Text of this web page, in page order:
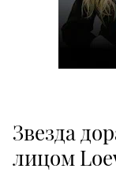
Звезда
лицом